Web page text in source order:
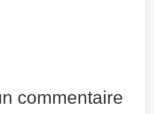
commentaire